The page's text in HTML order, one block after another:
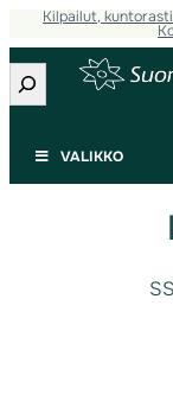
Kilpailut,
Etsi
VALIKKO